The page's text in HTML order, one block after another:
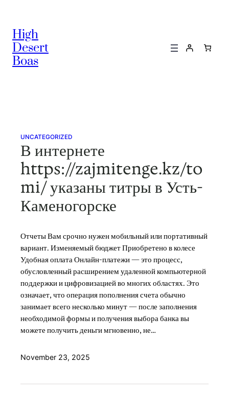
content
High
Desert
Boas
UNCATEGORIZED
В интернете
https://zajmitenge.kz/to
mi/ указаны титры в Усть-
Каменогорске
Отчеты Вам срочно нужен мобильный или портативный
вариант. Изменяемый бюджет Приобретено в колесе
Удобная оплата Онлайн-платежи — это процесс,
обусловленный расширением удаленной компьютерной
поддержки и цифровизацией во многих областях. Это
означает, что операция пополнения счета обычно
занимает всего несколько минут — после заполнения
необходимой формы и получения выбора банка вы
можете получить деньги мгновенно, не…
November 23, 2025